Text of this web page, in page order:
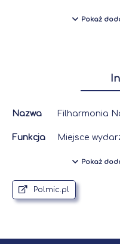
Pokaż
Nazwa Filharmonia
Funkcja Miejsce
Pokaż
Polmic.pl